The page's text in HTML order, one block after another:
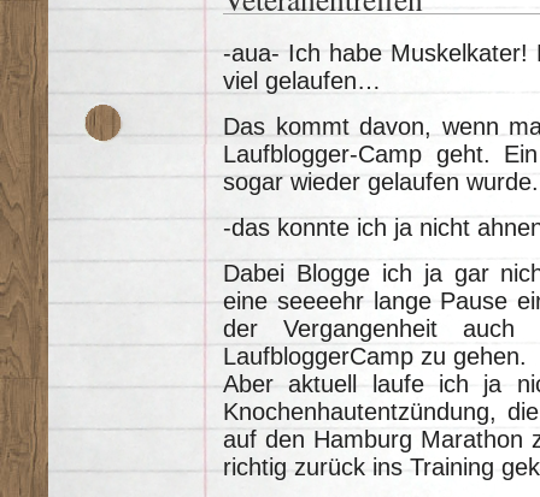
-aua- Ich habe
viel gelaufen…
Das kommt davon, wenn
Laufblogger-Camp geht.
sogar wieder gelaufen wurde.
-das konnte ich ja nicht
Dabei Blogge ich ja gar
eine seeeehr lange Pause
der Vergangenheit
LaufbloggerCamp zu gehen.
Aber aktuell laufe ich ja
Knochenhautentzündung,
auf den Hamburg Marathon
richtig zurück ins Training